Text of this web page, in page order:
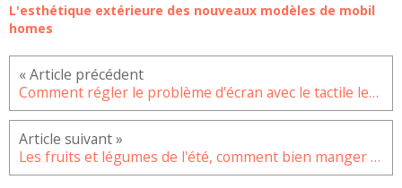
L'esthétique extérieure des nouveaux modèles de mobil
homes
Comment régler le problème d'écran avec le tactile lent ou qui ne répond pas sur le Galaxy S20 Plus
Les fruits et légumes de l'été, comment bien manger en cette saison ?